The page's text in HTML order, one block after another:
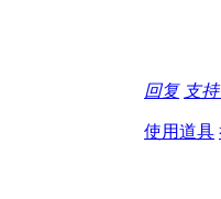
回复 支
使用道具